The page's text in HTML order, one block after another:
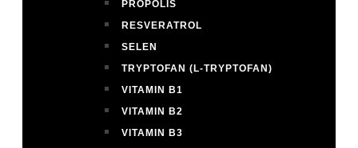
PROPOLIS
RESVERATROL
SELEN
TRYPTOFAN (L-TRYPTOFAN)
VITAMIN B1
VITAMIN B2
VITAMIN B3